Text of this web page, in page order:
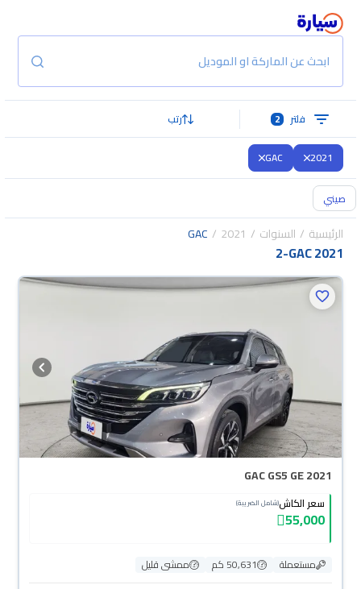
ابحث عن الماركة او الموديل
فلتر 2 رتب
2021
GAC
صيني
الرئيسية السنوات 2021
GAC
GAC 2021
-
2
GAC GS5 GE 2021
سعر الكاش(شامل الضريبة)
55,000
مستعملة 50,631 كم
ممشى قليل